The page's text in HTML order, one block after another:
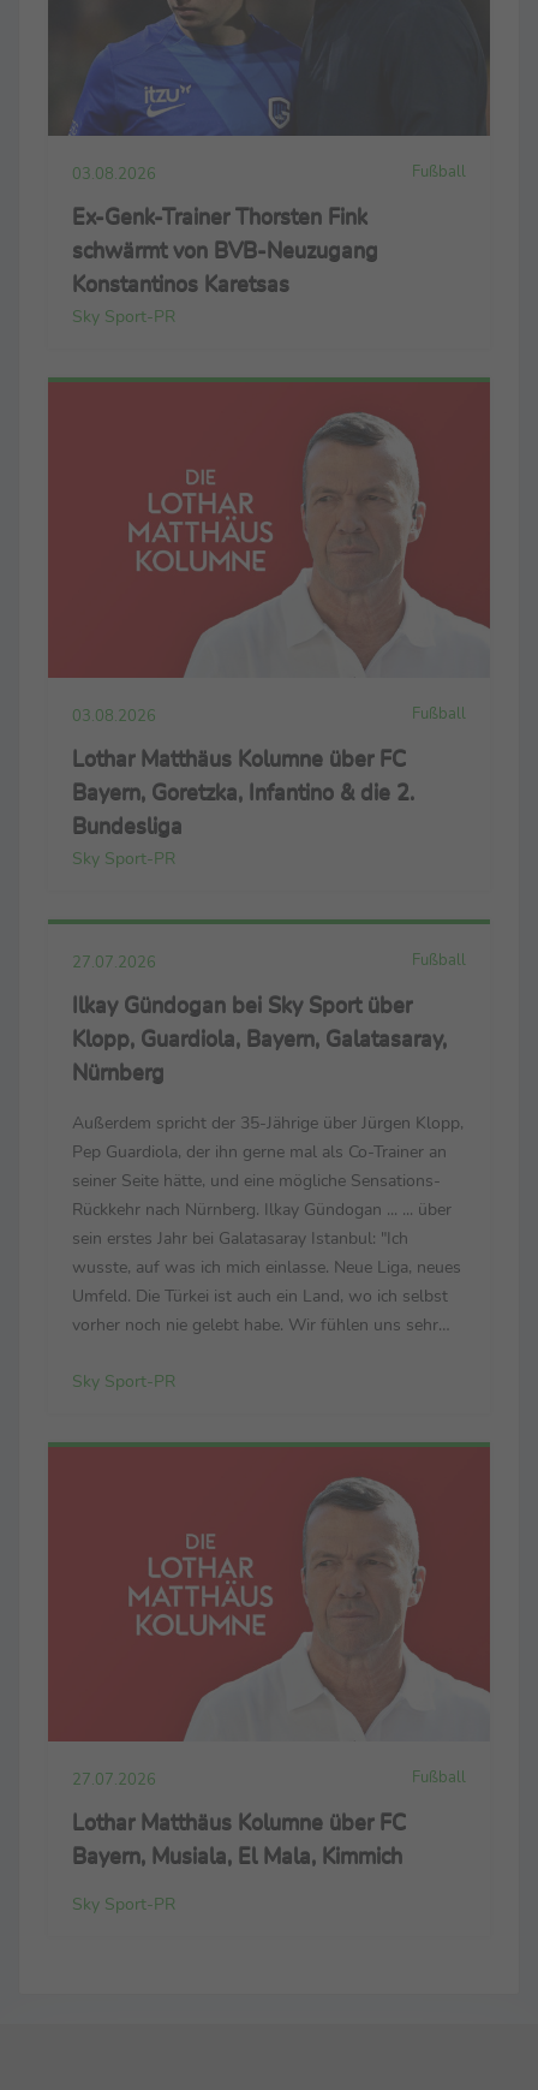
03.08.2026 Fußball
Ex-Genk-Trainer Thorsten Fink
schwärmt von BVB-Neuzugang
Konstantinos Karetsas
Sky Sport-PR
03.08.2026 Fußball
Lothar Matthäus Kolumne über FC
Bayern, Goretzka, Infantino & die 2.
Bundesliga
Sky Sport-PR
27.07.2026 Fußball
Ilkay Gündogan bei Sky Sport über
Klopp, Guardiola, Bayern, Galatasaray,
Nürnberg
Außerdem spricht der 35-Jährige über Jürgen Klopp,
Pep Guardiola, der ihn gerne mal als Co-Trainer an
seiner Seite hätte, und eine mögliche Sensations-
Rückkehr nach Nürnberg. Ilkay Gündogan ... ... über
sein erstes Jahr bei Galatasaray Istanbul: "Ich
wusste, auf was ich mich einlasse. Neue Liga, neues
Umfeld. Die Türkei ist auch ein Land, wo ich selbst
vorher noch nie gelebt habe. Wir fühlen uns sehr
hat ein enormes Potenzial, ...
Sky Sport-PR
27.07.2026 Fußball
Lothar Matthäus Kolumne über FC
Bayern, Musiala, El Mala, Kimmich
Sky Sport-PR